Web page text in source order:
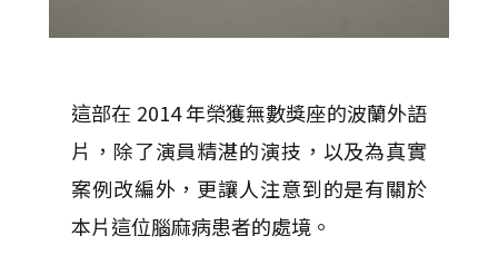
這部在 2014 年榮獲無數獎座的波蘭外語
片，除了演員精湛的演技，以及為真實
案例改編外，更讓人注意到的是有關於
本片這位腦麻病患者的處境。